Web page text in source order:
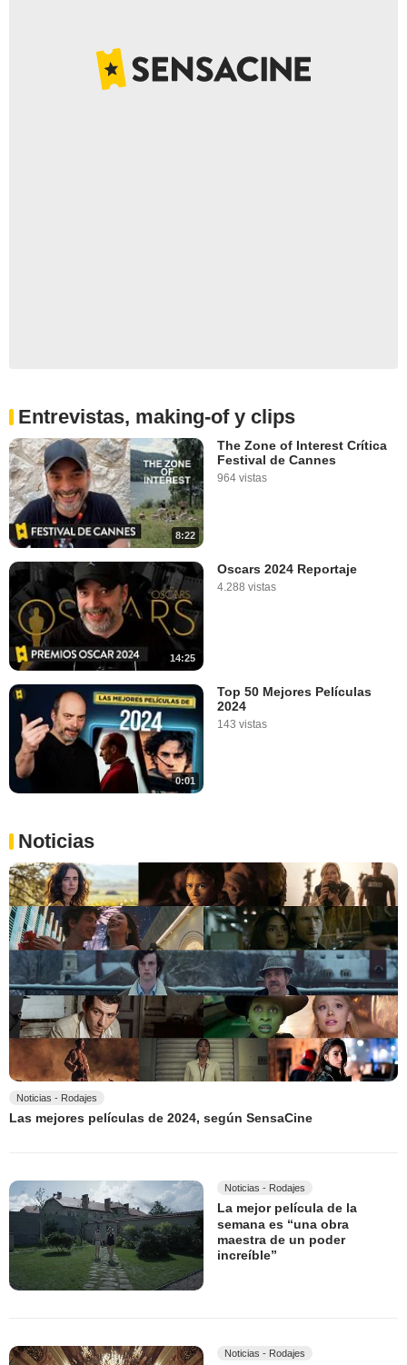
Entrevistas, making-of y clips
8:22
The Zone of Interest Crítica
Festival de Cannes
964 vistas
14:25
Oscars 2024 Reportaje
4.288 vistas
0:01
Top 50 Mejores Películas
2024
143 vistas
Noticias
Noticias - Rodajes
Las mejores películas de 2024, según SensaCine
Noticias - Rodajes
La mejor película de la
semana es “una obra
maestra de un poder
increíble”
Noticias - Rodajes